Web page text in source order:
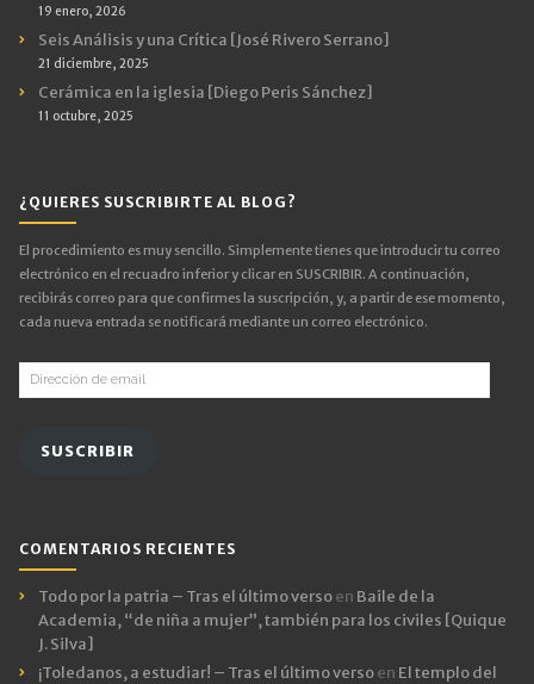
19 enero, 2026
Seis Análisis y una Crítica [José Rivero Serrano]
21 diciembre, 2025
Cerámica en la iglesia [Diego Peris Sánchez]
11 octubre, 2025
¿QUIERES SUSCRIBIRTE AL BLOG?
El procedimiento es muy sencillo. Simplemente tienes que introducir tu correo
electrónico en el recuadro inferior y clicar en SUSCRIBIR. A continuación,
recibirás correo para que confirmes la suscripción, y, a partir de ese momento,
cada nueva entrada se notificará mediante un correo electrónico.
Dirección
de
SUSCRIBIR
COMENTARIOS RECIENTES
Todo por la patria – Tras el último versoen Baile de la
Academia, “de niña a mujer”, también para los civiles [Quique
J. Silva]
¡Toledanos, a estudiar! – Tras el último versoen El templo del